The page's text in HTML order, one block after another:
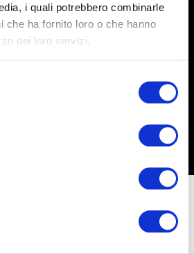
i quali potrebbero combinarle
che ha fornito loro o che hanno
dei loro servizi.
May – 20 September 2026 +